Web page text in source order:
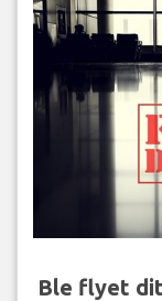
Ble flyet